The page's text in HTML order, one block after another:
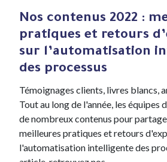
Nos contenus 2022 :
pratiques et retours
sur l’automatisation
des processus
Témoignages clients, livres blancs,
Tout au long de l'année, les équipes
de nombreux contenus pour
meilleures pratiques et retours
l'automatisation intelligente des